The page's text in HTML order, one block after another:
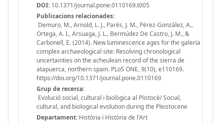
DOI: 10.1371/journal.pone.0110169.t005
Publicacions relacionades:
Demuro, M., Arnold, L. J., Parés, J. M., Pérez-González, A.,
Ortega, A. I., Arsuaga, J. L., Bermúdez De Castro, J. M., &
Carbonell, E. (2014). New luminescence ages for the galería
complex archaeological site: Resolving chronological
uncertainties on the acheulean record of the sierra de
atapuerca, northern spain. PLoS ONE, 9(10), e110169.
https://doi.org/10.1371/journal.pone.0110169
Grup de recerca:
Evolució social, cultural i biològica al Plistocè/ Social,
cultural, and biological evolution during the Pleistocene
Departament: Història i Història de l'Art